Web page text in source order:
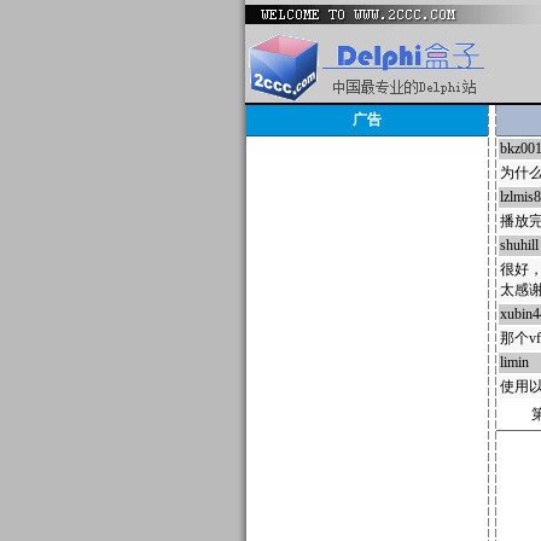
广告
bkz001
为什
播放
shuhill
很好
太感
那个
limin
使用